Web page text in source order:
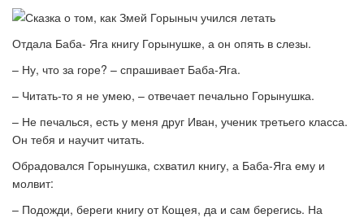
Отдала Баба- Яга книгу Горынушке, а он опять в слезы.
– Ну, что за горе? – спрашивает Баба-Яга.
– Читать-то я не умею, – отвечает печально Горынушка.
– Не печалься, есть у меня друг Иван, ученик третьего класса.
Он тебя и научит читать.
Обрадовался Горынушка, схватил книгу, а Баба-Яга ему и
молвит:
– Подожди, береги книгу от Кощея, да и сам берегись. На